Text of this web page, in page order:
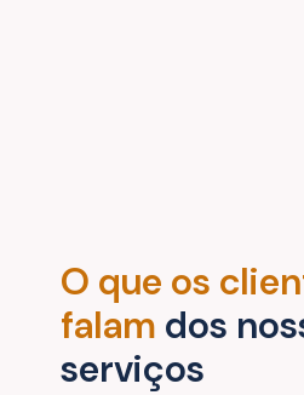
O que os
falam dos
serviços